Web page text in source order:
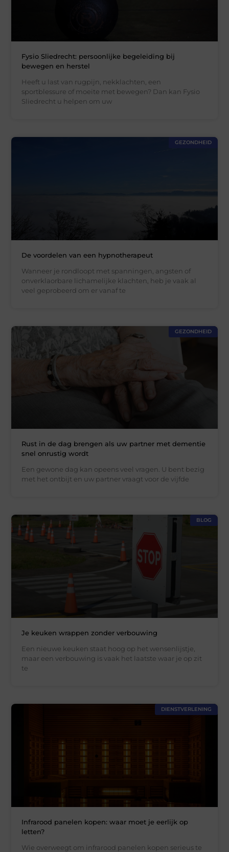
Fysio Sliedrecht: persoonlijke begeleiding bij
bewegen en herstel
Heeft u last van rugpijn, nekklachten, een
sportblessure of moeite met bewegen? Dan kan Fysio
Sliedrecht u helpen om uw
GEZONDHEID
De voordelen van een hypnotherapeut
Wanneer je rondloopt met spanningen, angsten of
onverklaorbare lichamelijke klachten, heb je vaak al
veel geprobeerd om er vanaf te
GEZONDHEID
Rust in de dag brengen als uw partner met dementie
snel onrustig wordt
Een gewone dag kan opeens veel vragen. U bent bezig
met het ontbijt en uw partner vraagt voor de vijfde
BLOG
Je keuken wrappen zonder verbouwing
Een nieuwe keuken staat hoog op het wensenlijstje,
maar een verbouwing is vaak het laatste waar je op zit
te
DIENSTVERLENING
Infrarood panelen kopen: waar moet je eerlijk op
letten?
Wie overweegt om infrarood panelen kopen serieus te